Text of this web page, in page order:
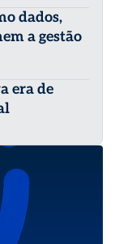
dados,
a gestão
era de